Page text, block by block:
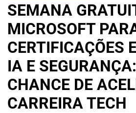
SEMANA
MICROSOFT
CERTIFICAÇÕES
IA E
CHANCE DE
CARREIRA TECH